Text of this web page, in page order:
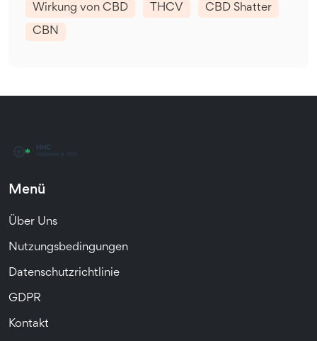
Wirkung von CBD THCV CBD Shatter
CBN
Menü
Über Uns
Nutzungsbedingungen
Datenschutzrichtlinie
GDPR
Kontakt